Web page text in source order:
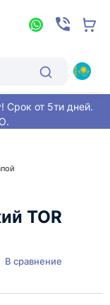
Срок от 5ти дней.
TOR
В сравнение